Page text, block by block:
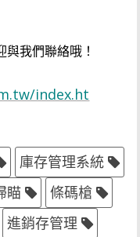
我們聯絡哦！
index.ht
庫存管理系統
瞄
條碼槍
進銷存管理